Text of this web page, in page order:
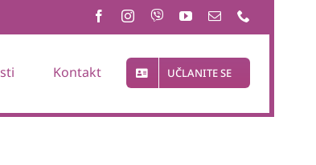
Kontakt UČLANITE SE